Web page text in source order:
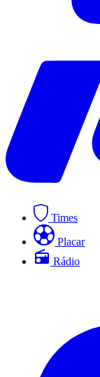
Times
Placar
Rádio